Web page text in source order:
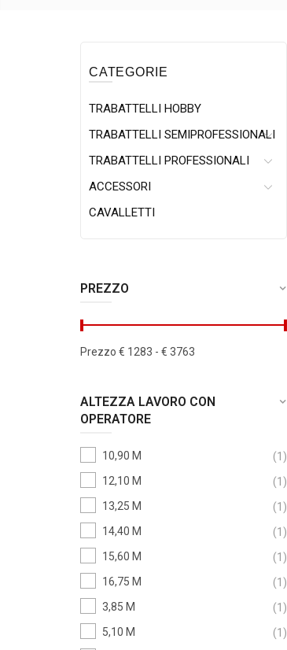
CATEGORIE
TRABATTELLI HOBBY
TRABATTELLI SEMIPROFESSIONALI
TRABATTELLI PROFESSIONALI
ACCESSORI
CAVALLETTI
PREZZO
Prezzo € 1283 - € 3763
ALTEZZA LAVORO CON
OPERATORE
10,90 M
(1)
12,10 M
(1)
13,25 M
(1)
14,40 M
(1)
15,60 M
(1)
16,75 M
(1)
3,85 M
(1)
5,10 M
(1)